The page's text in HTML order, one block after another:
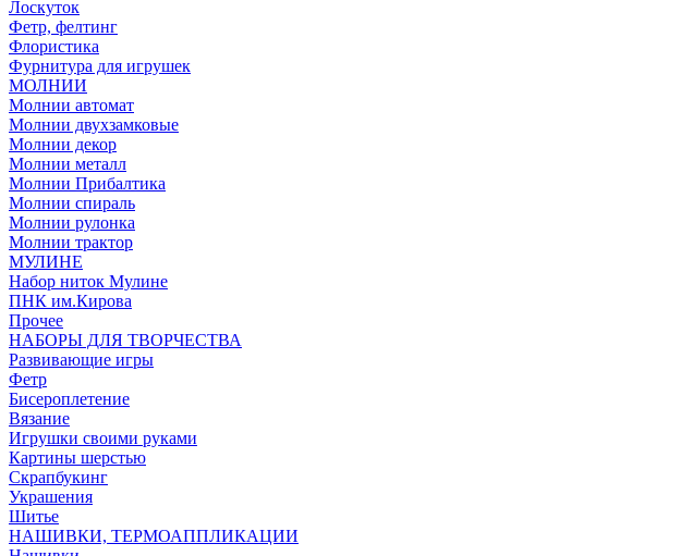
Лоскуток
Фетр, фелтинг
Флористика
Фурнитура для игрушек
МОЛНИИ
Молнии автомат
Молнии двухзамковые
Молнии декор
Молнии металл
Молнии Прибалтика
Молнии спираль
Молнии рулонка
Молнии трактор
МУЛИНЕ
Набор ниток Мулине
ПНК им.Кирова
Прочее
НАБОРЫ ДЛЯ ТВОРЧЕСТВА
Развивающие игры
Фетр
Бисероплетение
Вязание
Игрушки своими руками
Картины шерстью
Скрапбукинг
Украшения
Шитье
НАШИВКИ, ТЕРМОАППЛИКАЦИИ